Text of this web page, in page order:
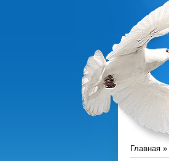
Главная »